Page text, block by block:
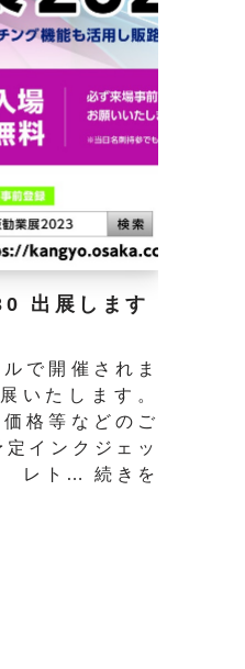
出展します
で開催されま
いたします。
格等などのご
インクジェッ
発 レト…続きを